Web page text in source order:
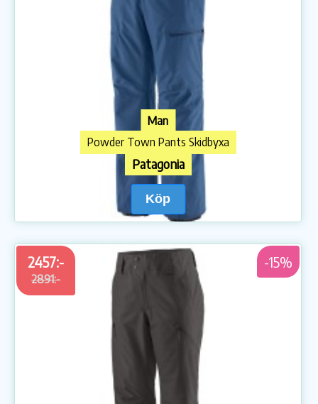
Man
Powder Town Pants Skidbyxa
Patagonia
Köp
2457:-
2891:-
-15%